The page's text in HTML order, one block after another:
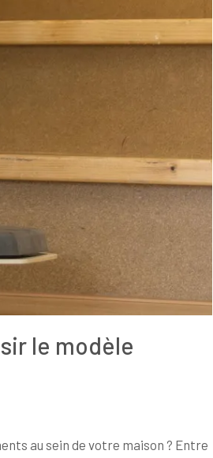
le modèle
au sein de votre maison ? Entre